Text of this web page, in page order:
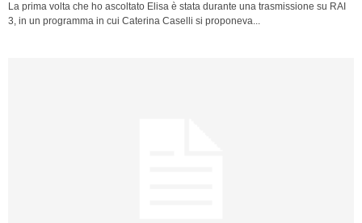
La prima volta che ho ascoltato Elisa è stata durante una trasmissione su RAI
3, in un programma in cui Caterina Caselli si proponeva...